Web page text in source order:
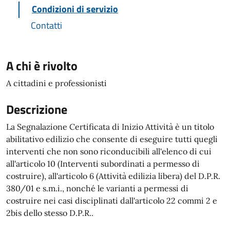
Condizioni di servizio
Contatti
A chi è rivolto
A cittadini e professionisti
Descrizione
La Segnalazione Certificata di Inizio Attività è un titolo
abilitativo edilizio che consente di eseguire tutti quegli
interventi che non sono riconducibili all'elenco di cui
all'articolo 10 (Interventi subordinati a permesso di
costruire), all'articolo 6 (Attività edilizia libera) del D.P.R.
380/01 e s.m.i., nonché le varianti a permessi di
costruire nei casi disciplinati dall'articolo 22 commi 2 e
2bis dello stesso D.P.R..